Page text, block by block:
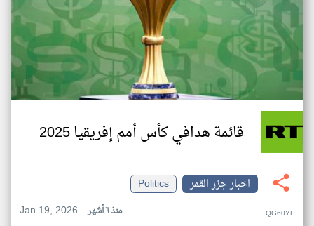
قائمة هدافي كأس أمم إفريقيا 2025
اخبار جزر القمر
Politics
Jan 19, 2026
منذ ٦ أشهر QG60YL